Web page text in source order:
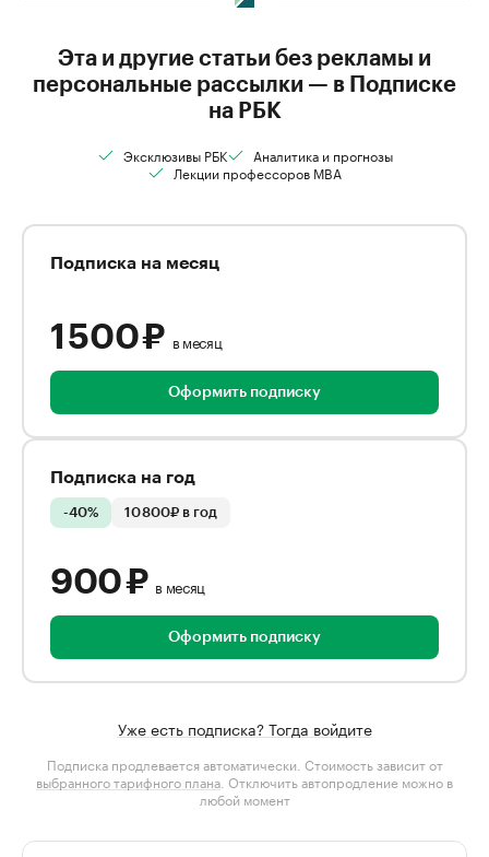
Эта и другие статьи без рекламы и
персональные рассылки — в Подписке
на РБК
Эксклюзивы РБК
Аналитика и прогнозы
Лекции профессоров MBA
Подписка на месяц
1 500 ₽ в месяц
Оформить подписку
Подписка на год
-40% 10 800₽ в год
900 ₽ в месяц
Оформить подписку
Уже есть подписка? Тогда войдите
Подписка продлевается автоматически. Стоимость зависит от
выбранного тарифного плана . Отключить автопродление можно в
любой момент